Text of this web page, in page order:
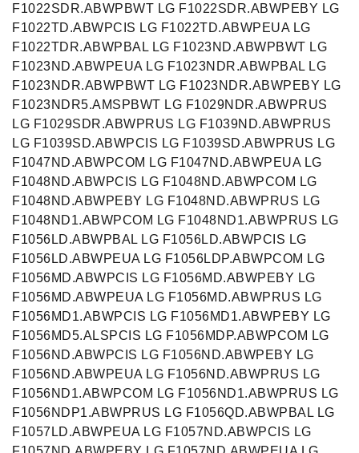
F1022SDR.ABWPBWT LG F1022SDR.ABWPEBY LG
F1022TD.ABWPCIS LG F1022TD.ABWPEUA LG
F1022TDR.ABWPBAL LG F1023ND.ABWPBWT LG
F1023ND.ABWPEUA LG F1023NDR.ABWPBAL LG
F1023NDR.ABWPBWT LG F1023NDR.ABWPEBY LG
F1023NDR5.AMSPBWT LG F1029NDR.ABWPRUS
LG F1029SDR.ABWPRUS LG F1039ND.ABWPRUS
LG F1039SD.ABWPCIS LG F1039SD.ABWPRUS LG
F1047ND.ABWPCOM LG F1047ND.ABWPEUA LG
F1048ND.ABWPCIS LG F1048ND.ABWPCOM LG
F1048ND.ABWPEBY LG F1048ND.ABWPRUS LG
F1048ND1.ABWPCOM LG F1048ND1.ABWPRUS LG
F1056LD.ABWPBAL LG F1056LD.ABWPCIS LG
F1056LD.ABWPEUA LG F1056LDP.ABWPCOM LG
F1056MD.ABWPCIS LG F1056MD.ABWPEBY LG
F1056MD.ABWPEUA LG F1056MD.ABWPRUS LG
F1056MD1.ABWPCIS LG F1056MD1.ABWPEBY LG
F1056MD5.ALSPCIS LG F1056MDP.ABWPCOM LG
F1056ND.ABWPCIS LG F1056ND.ABWPEBY LG
F1056ND.ABWPEUA LG F1056ND.ABWPRUS LG
F1056ND1.ABWPCOM LG F1056ND1.ABWPRUS LG
F1056NDP1.ABWPRUS LG F1056QD.ABWPBAL LG
F1057LD.ABWPEUA LG F1057ND.ABWPCIS LG